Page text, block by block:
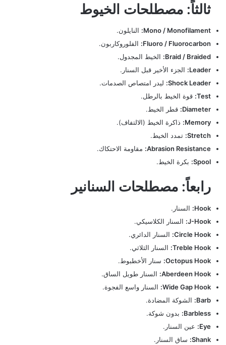
ثالثاً: مصطلحات الخيوط
Mono / Monofilament:
النايلون.
Fluoro / Fluorocarbon:
الفلوروكاربون.
Braid / Braided:
الخيط المجدول.
Leader:
الجزء الأخير قبل السنار.
Shock Leader: ليدر امتصاص الصدمات.
Test: قوة الخيط بالرطل.
Diameter: قطر الخيط.
Memory:
ذاكرة الخيط (الالتفاف).
Stretch: تمدد الخيط.
Abrasion Resistance: مقاومة الاحتكاك.
Spool: بكرة الخيط.
رابعاً: مصطلحات السنانير
Hook:
السنار.
J-Hook: السنار الكلاسيكي.
Circle Hook: السنار الدائري.
Treble Hook: السنار الثلاثي.
Octopus Hook: سنار الأخطبوط.
Aberdeen Hook: السنار طويل الساق.
Wide Gap Hook: السنار واسع الفجوة.
Barb:
الشوكة المضادة.
Barbless:
بدون شوكة.
Eye:
عين السنار.
Shank: ساق السنار.